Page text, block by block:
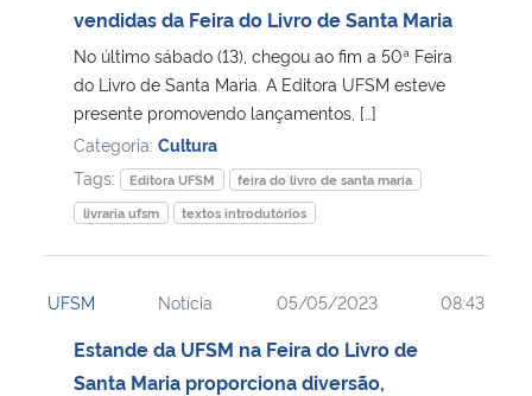
vendidas da Feira do Livro de Santa Maria
No último sábado (13), chegou ao fim a 50ª Feira
do Livro de Santa Maria. A Editora UFSM esteve
presente promovendo lançamentos, […]
Categoria: Cultura
Tags:
Editora UFSM
feira do livro de santa maria
livraria ufsm
textos introdutórios
UFSM Notícia 05/05/2023 08:43
Estande da UFSM na Feira do Livro de
Santa Maria proporciona diversão,